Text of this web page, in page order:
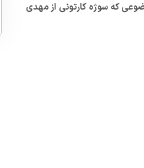
موضوعی که سوژه کارتونی از مهدی